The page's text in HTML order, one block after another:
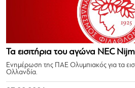
Τα εισιτήρια του αγώνα NEC
Ενημέρωση της ΠΑΕ Ολυμπιακός για τα
Ολλανδία.